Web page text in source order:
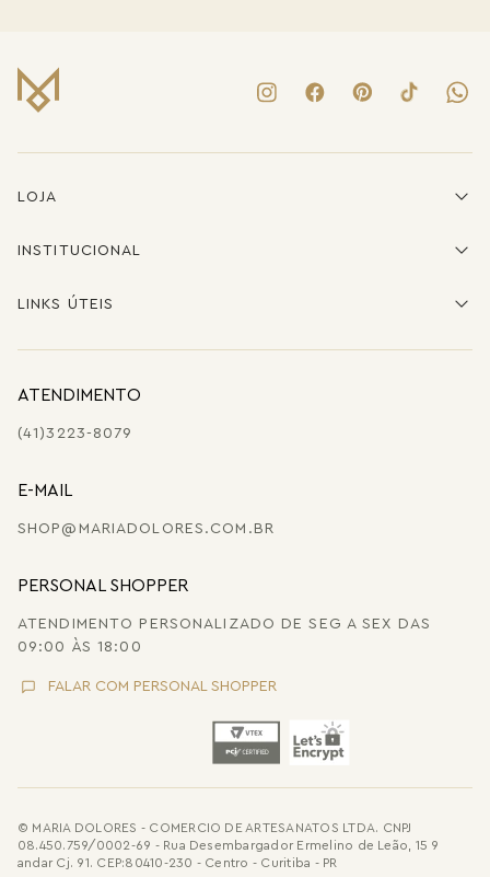
LOJA
INSTITUCIONAL
LINKS ÚTEIS
ATENDIMENTO
(41)3223-8079
E-MAIL
SHOP@MARIADOLORES.COM.BR
PERSONAL SHOPPER
ATENDIMENTO PERSONALIZADO DE SEG A SEX DAS
09:00 ÀS 18:00
FALAR COM PERSONAL SHOPPER
© MARIA DOLORES - COMERCIO DE ARTESANATOS LTDA. CNPJ
08.450.759/0002-69 - Rua Desembargador Ermelino de Leão, 15 9
andar Cj. 91. CEP:80410-230 - Centro - Curitiba - PR